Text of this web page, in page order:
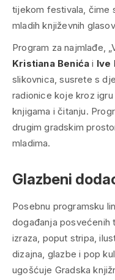
tijekom festivala, čime
mladih književnih
Program za najmlađe,
Kristiana Benićai Ive
slikovnica, susrete s
radionice koje kroz
knjigama i čitanju.
drugim gradskim
mladima.
Glazbeni
Posebnu programsku
događanja posvećenih
izraza, poput stripa,
dizajna, glazbe i pop
ugošćuje Gradska